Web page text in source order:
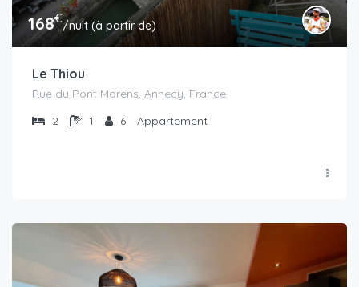
168€/nuit (à partir de)
Le Thiou
Rue du Pont Morens, Annecy, France
2
1 6 Appartement